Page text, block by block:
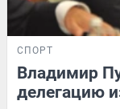
СПОРТ
Владимир
делегацию